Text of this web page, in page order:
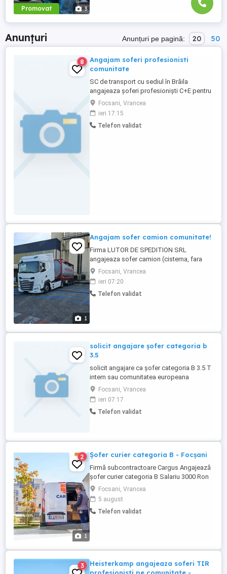
Promovat 3
Anunțuri Anunțuri pe pagină: 20 50
8
Angajam soferi profesionisti
comunitate
SC de transport cu sediul în Brăila
angajeaza șoferi profesioniști C+E pentru
containere pe comunitate. OFERIM:
DIURNA + SALARIU PE TARA+BONUSURI
CAMIOANE ÎNGRIJITE EURO6 CU APARATE
DE TAXARE AUTOMATE TRANSPORT
Focsani, Vrancea
ieri 17:15
Telefon validat
1
Angajam sofer camion comunitate!
Firma LUTOR DE SPEDITION SRL
angajeaza sofer camion (cisterna, fara
ADR). Oferim: - salar pe tara plus diurna
(3000-3100 EUR net) - bonus la km -
camion Euro 6 Se face training timp de o
saptamana cu instructorul firmei
Focsani, Vrancea
ieri 07:20
Telefon validat
solicit angajare șofer categoria b
3.5
solicit angajare ca șofer categoria B 3.5 T
intern sau comunitatea europeana
Focsani, Vrancea
ieri 07:17
Telefon validat
1
2 Șofer curier categoria B - Focșani
Firmă subcontractoare Cargus Angajează
șofer curier categoria B Salariu 3000 Ron
net plus bacșișul care e considerabil
Dubă nouă, curată, în stare bună Cerințe:
Permis de conducere categoria B de
minim 1 an de zile Cazier Judiciar curat
Focsani, Vrancea
5 august
Telefon validat
3
Heisterkamp angajeaza soferi TIR